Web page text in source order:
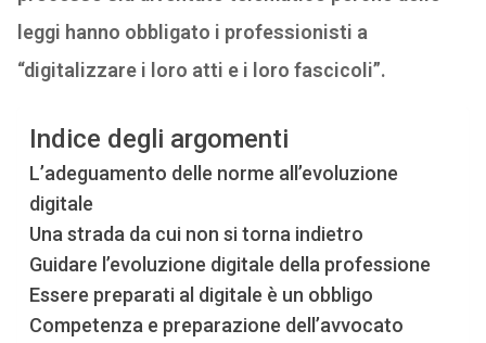
leggi hanno obbligato i professionisti a
“digitalizzare i loro atti e i loro fascicoli”.
Indice degli argomenti
L’adeguamento delle norme all’evoluzione
digitale
Una strada da cui non si torna indietro
Guidare l’evoluzione digitale della professione
Essere preparati al digitale è un obbligo
Competenza e preparazione dell’avvocato